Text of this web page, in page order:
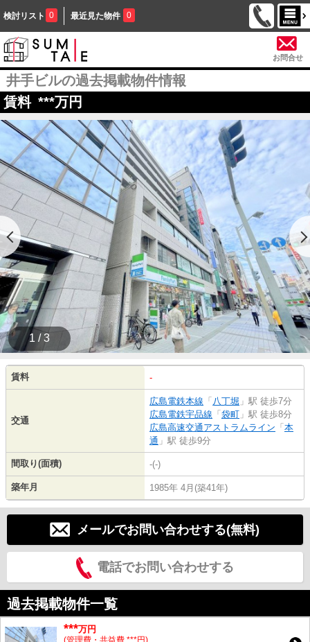
検討リスト 0 最近見た物件 0
お問合せ
井手ビルの過去掲載物件情報
賃料 ***万円
1 / 3
賃料 -
交通
広島電鉄本線 「 八丁堀 」駅 徒歩7分
広島電鉄宇品線 「 袋町 」駅 徒歩8分
広島高速交通アストラムライン 「 本
通 」駅 徒歩9分
間取り(面積) -(-)
築年月 1985年 4月(築41年)
メールでお問い合わせする(無料)
電話でお問い合わせする
過去掲載物件一覧
***万円